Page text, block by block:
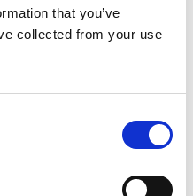
that you’ve
collected from your use
ou ramasser à
clientèle)